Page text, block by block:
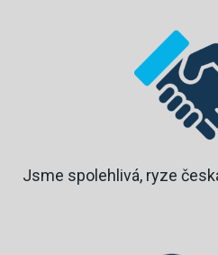
Jsme spolehlivá, ryze